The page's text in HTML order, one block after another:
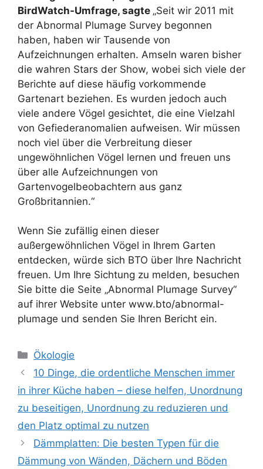
BirdWatch-Umfrage, sagte „Seit wir 2011 mit
der Abnormal Plumage Survey begonnen
haben, haben wir Tausende von
Aufzeichnungen erhalten. Amseln waren bisher
die wahren Stars der Show, wobei sich viele der
Berichte auf diese häufig vorkommende
Gartenart beziehen. Es wurden jedoch auch
viele andere Vögel gesichtet, die eine Vielzahl
von Gefiederanomalien aufweisen. Wir müssen
noch viel über die Verbreitung dieser
ungewöhnlichen Vögel lernen und freuen uns
über alle Aufzeichnungen von
Gartenvogelbeobachtern aus ganz
Großbritannien.“
Wenn Sie zufällig einen dieser
außergewöhnlichen Vögel in Ihrem Garten
entdecken, würde sich BTO über Ihre Nachricht
freuen. Um Ihre Sichtung zu melden, besuchen
Sie bitte die Seite „Abnormal Plumage Survey“
auf ihrer Website unter www.bto/abnormal-
plumage und senden Sie Ihren Bericht ein.
Kategorien
Ökologie
10 Dinge, die ordentliche Menschen immer
in ihrer Küche haben – diese helfen, Unordnung
zu beseitigen, Unordnung zu reduzieren und
den Platz optimal zu nutzen
Dämmplatten: Die besten Typen für die
Dämmung von Wänden, Dächern und Böden